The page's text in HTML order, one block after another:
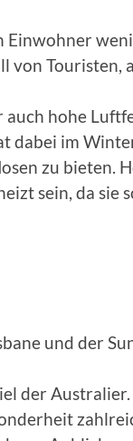
von Touristen,
auch hohe
dabei im
zu bieten.
sein, da sie
und der
der